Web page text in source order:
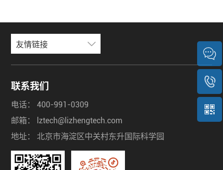
友情链接
联系我们
电话：
400-991-0309
邮箱：
lztech@lizhengtech.com
地址：
北京市海淀区中关村东升国际科学园